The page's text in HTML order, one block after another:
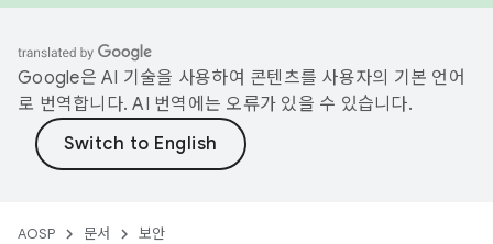
Google은 AI 기술을 사용하여 콘텐츠를 사용자의 기본 언어
로 번역합니다. AI 번역에는 오류가 있을 수 있습니다.
AOSP 문서 보안